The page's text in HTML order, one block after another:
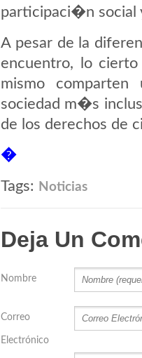
participaci�n social
A pesar de la
encuentro, lo
mismo
sociedad m�s
de los derechos de
�
Tags:
Noticias
Deja Un
Nombre
Correo
Electrónico